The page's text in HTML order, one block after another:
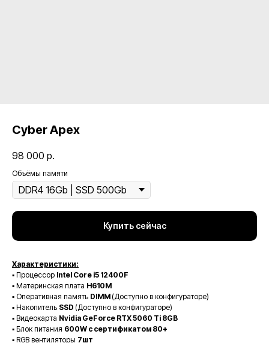
Cyber Apex
98 000 р.
Объёмы памяти
Купить сейчас
Характеристики:
▪️ Процессор Intel Core i5 12400F
▪️ Материнская плата H610M
▪️ Оперативная память DIMM (Доступно в конфигураторе)
▪️ Накопитель SSD (Доступно в конфигураторе)
▪️ Видеокарта Nvidia GeForce RTX 5060 Ti 8GB
▪️ Блок питания 600W с сертификатом 80+
▪️ RGB вентиляторы 7шт